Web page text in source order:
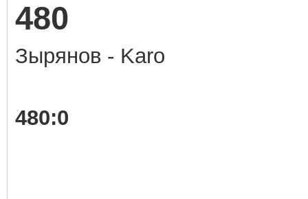
480
Зырянов - Karo
480:0